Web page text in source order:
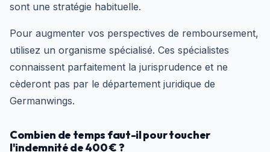
sont une stratégie habituelle.
Pour augmenter vos perspectives de remboursement,
utilisez un organisme spécialisé. Ces spécialistes
connaissent parfaitement la jurisprudence et ne
cèderont pas par le département juridique de
Germanwings.
Combien de temps faut-il pour toucher
l'indemnité de 400 € ?